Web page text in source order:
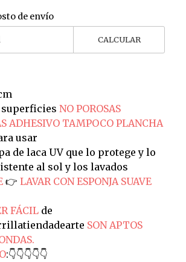
de envío
CALCULAR
superficies NO POROSAS
ADHESIVO TAMPOCO PLANCHA
usar
de laca UV que lo protege y lo
al sol y los lavados
👉 LAVAR CON ESPONJA SUAVE
FÁCILde
SON APTOS
:👇👇👇👇👇